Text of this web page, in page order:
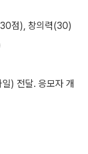
점), 창의력(30)
) 전달. 응모자 개